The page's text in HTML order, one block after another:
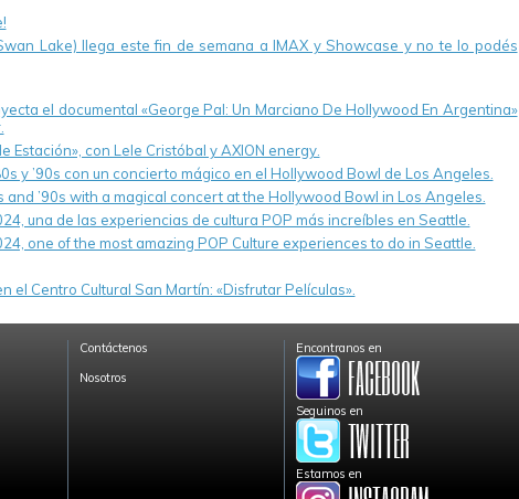
Lake) llega este fin de semana a IMAX y Showcase y no te lo podés
el documental «George Pal: Un Marciano De Hollywood En Argentina»
Estación», con Lele Cristóbal y AXION energy.
y ’90s con un concierto mágico en el Hollywood Bowl de Los Angeles.
and ’90s with a magical concert at the Hollywood Bowl in Los Angeles.
una de las experiencias de cultura POP más increíbles en Seattle.
one of the most amazing POP Culture experiences to do in Seattle.
el Centro Cultural San Martín: «Disfrutar Películas».
Contáctenos
Nosotros
Encontranos en
Seguinos en
Estamos en